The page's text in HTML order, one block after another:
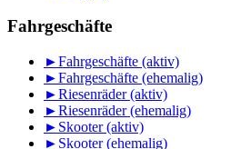
Fahrgeschäfte
►Fahrgeschäfte (aktiv)
►Fahrgeschäfte (ehemalig)
►Riesenräder (aktiv)
►Riesenräder (ehemalig)
► Skooter (aktiv)
► Skooter (ehemalig)